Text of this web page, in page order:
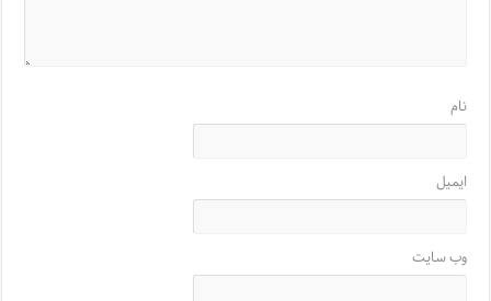
نام
ایمیل
وب‌ سایت